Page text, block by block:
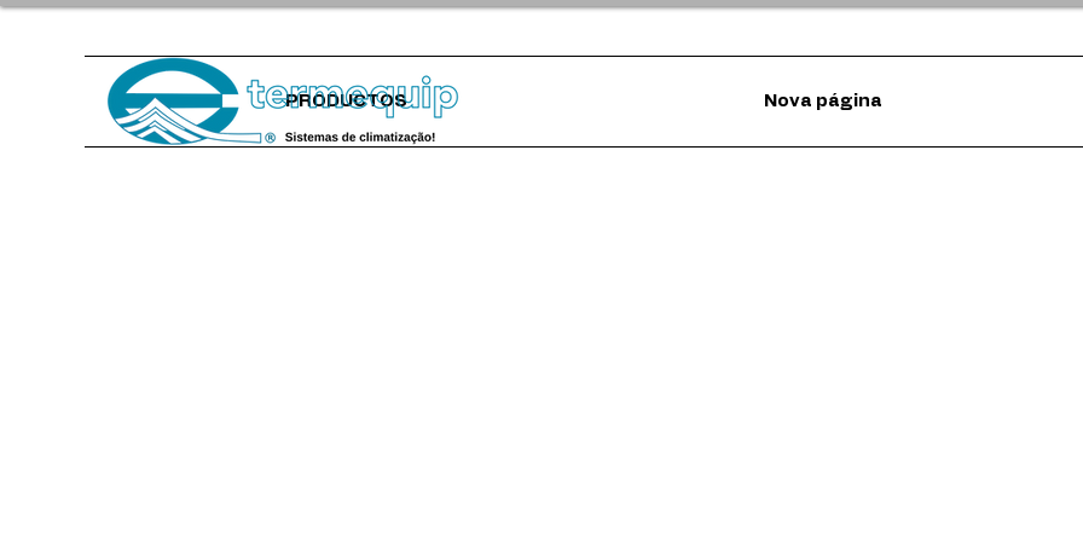
PRODUCTOS Nova página